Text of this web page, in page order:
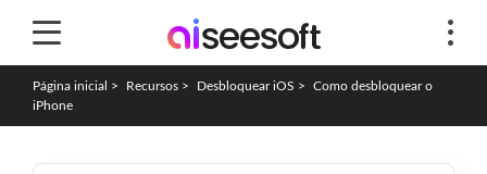
Página inicial > Recursos > Desbloquear iOS >
Como desbloquear o
iPhone